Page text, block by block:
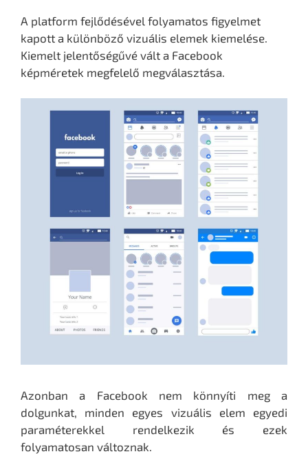
A platform fejlődésével folyamatos figyelmet
kapott a különböző vizuális elemek kiemelése.
Kiemelt jelentőségűvé vált a Facebook
képméretek megfelelő megválasztása.
Azonban a Facebook nem könnyíti meg a
dolgunkat, minden egyes vizuális elem egyedi
paraméterekkel rendelkezik és ezek
folyamatosan változnak.